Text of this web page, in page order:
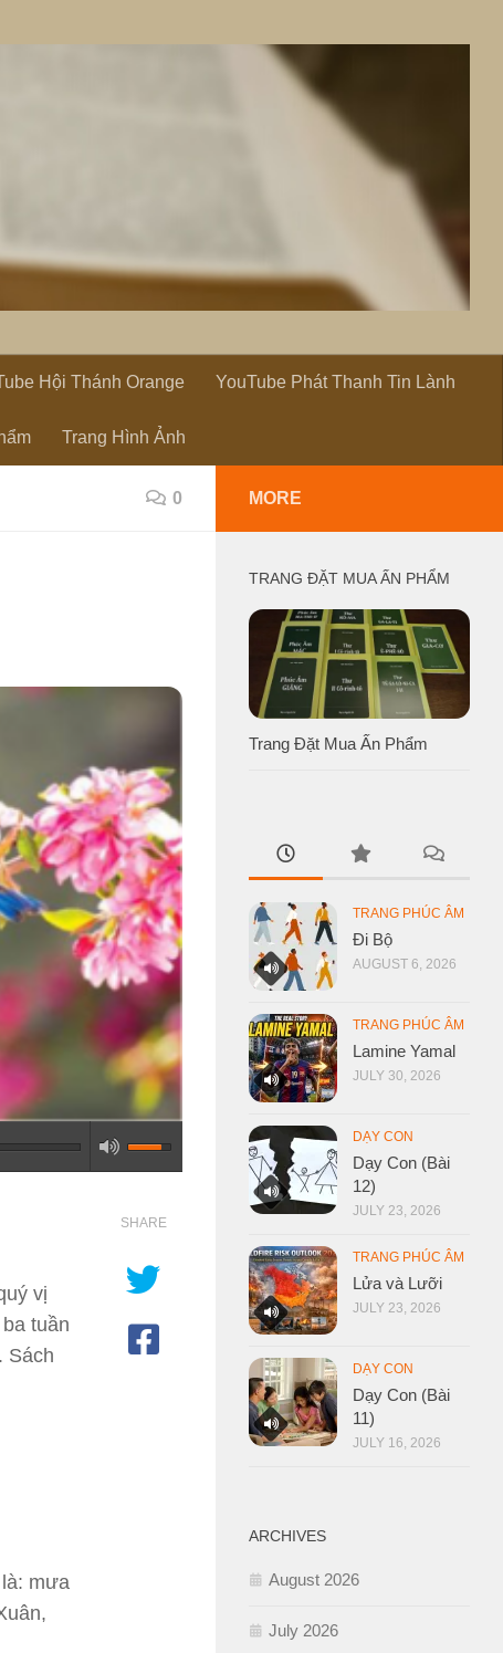
Hội Thánh Orange YouTube Phát Thanh Tin Lành
Trang Hình Ảnh
0
vị
tuần
Sách
mưa
SHARE
MORE
TRANG ĐẶT MUA ẤN PHẨM
Trang Đặt Mua Ấn Phẩm
TRANG PHÚC ÂM
Đi Bộ
AUGUST 6, 2026
TRANG PHÚC ÂM
Lamine Yamal
JULY 30, 2026
DẠY CON
Dạy Con (Bài
12)
JULY 23, 2026
TRANG PHÚC ÂM
Lửa và Lưỡi
JULY 23, 2026
DẠY CON
Dạy Con (Bài
11)
JULY 16, 2026
ARCHIVES
August 2026
July 2026